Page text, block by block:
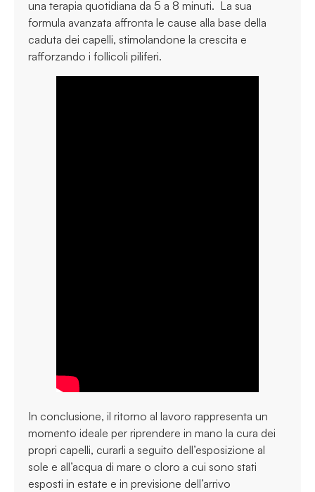
una terapia quotidiana da 5 a 8 minuti. La sua
formula avanzata affronta le cause alla base della
caduta dei capelli, stimolandone la crescita e
rafforzando i follicoli piliferi.
In conclusione, il ritorno al lavoro rappresenta un
momento ideale per riprendere in mano la cura dei
propri capelli, curarli a seguito dell’esposizione al
sole e all’acqua di mare o cloro a cui sono stati
esposti in estate e in previsione dell’arrivo